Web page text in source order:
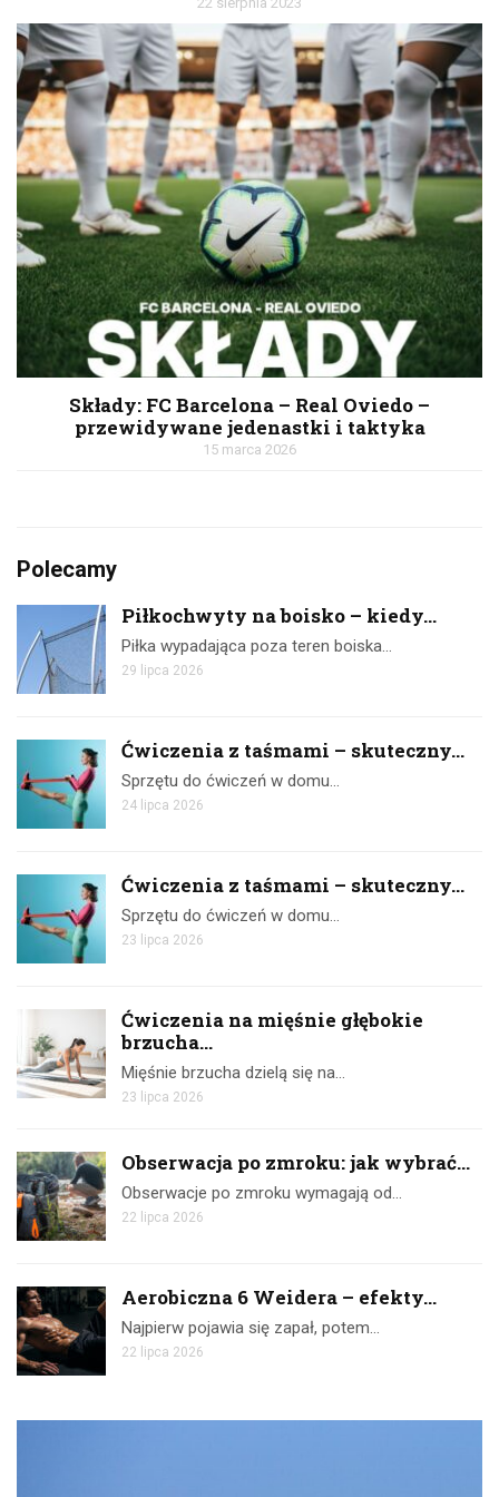
Składy: FC Barcelona – Real Oviedo –
przewidywane jedenastki i taktyka
15 marca 2026
Polecamy
Piłkochwyty na boisko – kiedy...
Piłka wypadająca poza teren boiska…
29 lipca 2026
Ćwiczenia z taśmami – skuteczny...
Sprzętu do ćwiczeń w domu…
24 lipca 2026
Ćwiczenia z taśmami – skuteczny...
Sprzętu do ćwiczeń w domu…
23 lipca 2026
Ćwiczenia na mięśnie głębokie
brzucha...
Mięśnie brzucha dzielą się na…
23 lipca 2026
Obserwacja po zmroku: jak wybrać...
Obserwacje po zmroku wymagają od…
22 lipca 2026
Aerobiczna 6 Weidera – efekty...
Najpierw pojawia się zapał, potem…
22 lipca 2026